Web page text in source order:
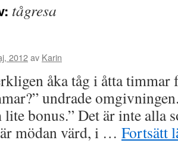
tågresa
2012av Karin
åka tåg i åtta timmar
undrade
bonus.” Det är inte alla
mödan värd, i … Fortsätt